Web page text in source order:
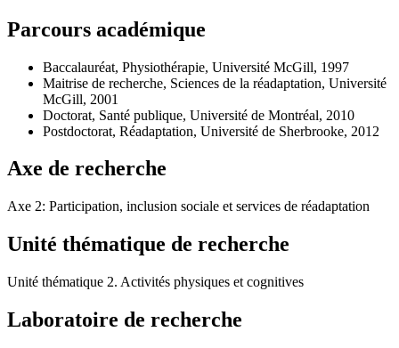
Parcours académique
Baccalauréat, Physiothérapie, Université McGill, 1997
Maitrise de recherche, Sciences de la réadaptation, Université
McGill, 2001
Doctorat, Santé publique, Université de Montréal, 2010
Postdoctorat, Réadaptation, Université de Sherbrooke, 2012
Axe de recherche
Axe 2: Participation, inclusion sociale et services de réadaptation
Unité thématique de recherche
Unité thématique 2. Activités physiques et cognitives
Laboratoire de recherche